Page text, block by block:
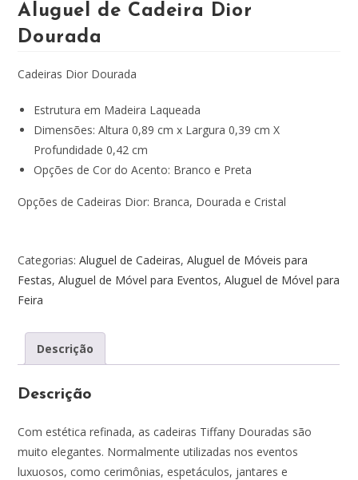
Aluguel de Cadeira Dior
Dourada
Cadeiras Dior Dourada
Estrutura em Madeira Laqueada
Dimensões: Altura 0,89 cm x Largura 0,39 cm X
Profundidade 0,42 cm
Opções de Cor do Acento: Branco e Preta
Opções de Cadeiras Dior: Branca, Dourada e Cristal
Categorias:Aluguel de Cadeiras,Aluguel de Móveis para
Festas,Aluguel de Móvel para Eventos,Aluguel de Móvel para
Feira
Descrição
Descrição
Com estética refinada, as cadeiras Tiffany Douradas são
muito elegantes. Normalmente utilizadas nos eventos
luxuosos, como cerimônias, espetáculos, jantares e